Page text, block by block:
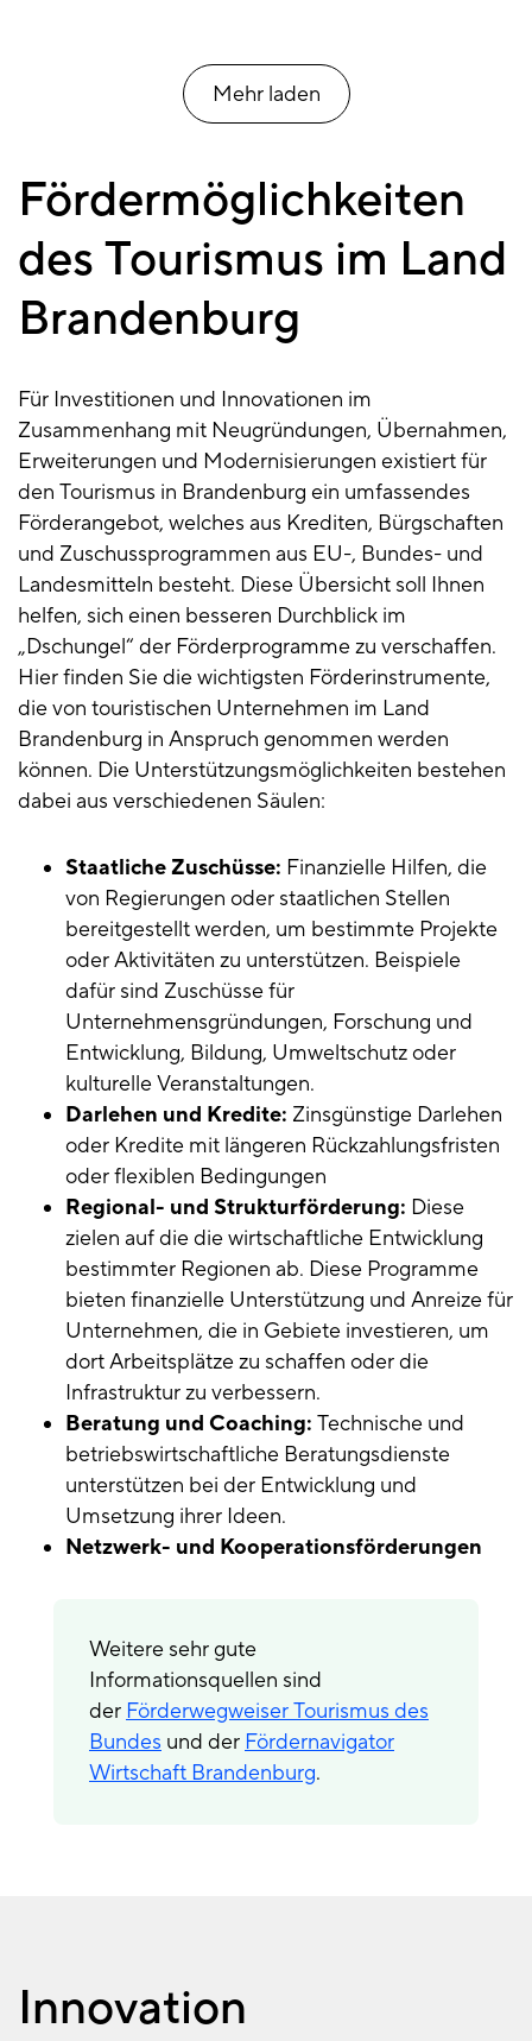
Mehr laden
Fördermöglichkeiten
des Tourismus im Land
Brandenburg
Für Investitionen und Innovationen im
Zusammenhang mit Neugründungen, Übernahmen,
Erweiterungen und Modernisierungen existiert für
den Tourismus in Brandenburg ein umfassendes
Förderangebot, welches aus Krediten, Bürgschaften
und Zuschussprogrammen aus EU-, Bundes- und
Landesmitteln besteht. Diese Übersicht soll Ihnen
helfen, sich einen besseren Durchblick im
„Dschungel“ der Förderprogramme zu verschaffen.
Hier finden Sie die wichtigsten Förderinstrumente,
die von touristischen Unternehmen im Land
Brandenburg in Anspruch genommen werden
können. Die Unterstützungsmöglichkeiten bestehen
dabei aus verschiedenen Säulen:
Staatliche Zuschüsse: Finanzielle Hilfen, die
von Regierungen oder staatlichen Stellen
bereitgestellt werden, um bestimmte Projekte
oder Aktivitäten zu unterstützen. Beispiele
dafür sind Zuschüsse für
Unternehmensgründungen, Forschung und
Entwicklung, Bildung, Umweltschutz oder
kulturelle Veranstaltungen.
Darlehen und Kredite: Zinsgünstige Darlehen
oder Kredite mit längeren Rückzahlungsfristen
oder flexiblen Bedingungen
Regional- und Strukturförderung: Diese
zielen auf die die wirtschaftliche Entwicklung
bestimmter Regionen ab. Diese Programme
bieten finanzielle Unterstützung und Anreize für
Unternehmen, die in Gebiete investieren, um
dort Arbeitsplätze zu schaffen oder die
Infrastruktur zu verbessern.
Beratung und Coaching: Technische und
betriebswirtschaftliche Beratungsdienste
unterstützen bei der Entwicklung und
Umsetzung ihrer Ideen.
Netzwerk- und Kooperationsförderungen
Weitere sehr gute
Informationsquellen sind
der Förderwegweiser Tourismus des
Bundes und der Fördernavigator
Wirtschaft Brandenburg.
Innovation